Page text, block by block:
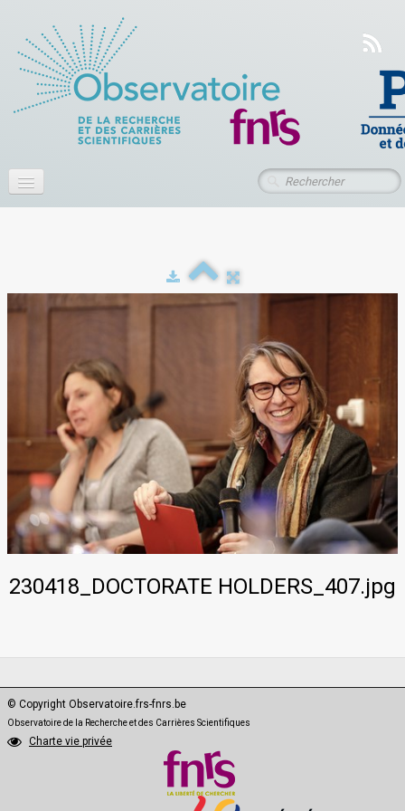
Actualités
Ressources
Contact
PhD·Data
230418_DOCTORATE HOLDERS_407.jpg
© Copyright Observatoire.frs-fnrs.be
Observatoire de la Recherche et des Carrières Scientifiques
Charte vie privée